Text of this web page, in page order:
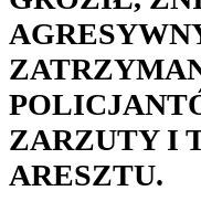
ZARZUTY I
ARESZTU.